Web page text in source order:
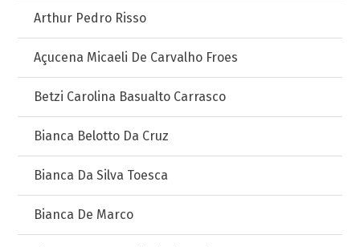
Arthur Pedro Risso
Açucena Micaeli De Carvalho Froes
Betzi Carolina Basualto Carrasco
Bianca Belotto Da Cruz
Bianca Da Silva Toesca
Bianca De Marco